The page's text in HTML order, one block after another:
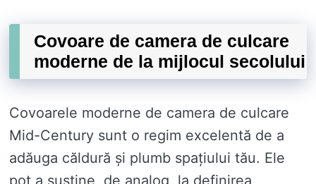
Covoare de camera de culcare
moderne de la mijlocul secolului
Covoarele moderne de camera de culcare
Mid-Century sunt o regim excelentă de a
adăuga căldură și plumb spațiului tău. Ele